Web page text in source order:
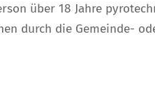
über 18 Jahre
durch die Gemeinde-